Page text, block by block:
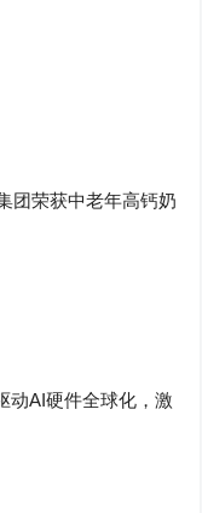
团荣获中老年高钙奶
动AI硬件全球化，激